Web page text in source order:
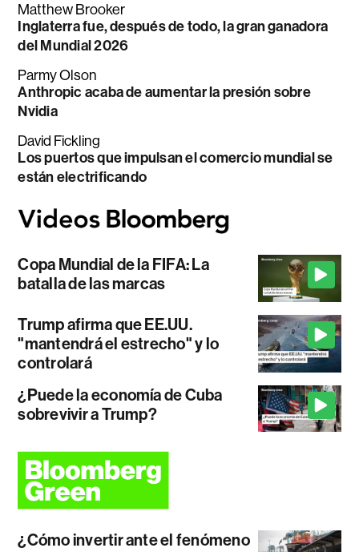
Matthew Brooker
Inglaterra fue, después de todo, la gran ganadora
del Mundial 2026
Parmy Olson
Anthropic acaba de aumentar la presión sobre
Nvidia
David Fickling
Los puertos que impulsan el comercio mundial se
están electrificando
Copa Mundial de la FIFA: La
batalla de las marcas
Trump afirma que EE.UU.
"mantendrá el estrecho" y lo
controlará
¿Puede la economía de Cuba
sobrevivir a Trump?
¿Cómo invertir ante el fenómeno